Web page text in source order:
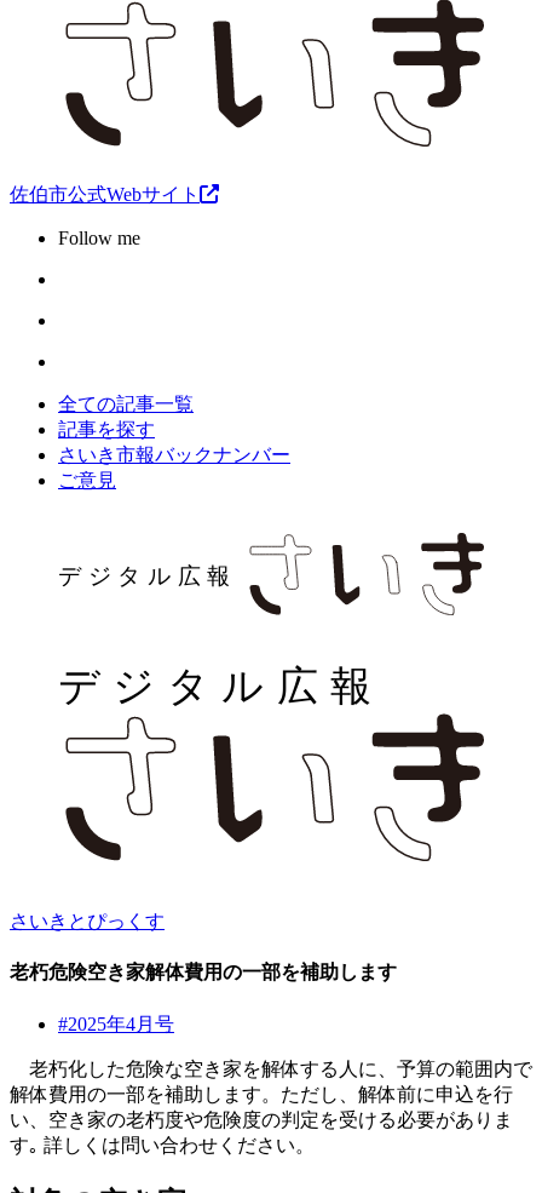
佐伯市公式Webサイト
Follow me
全ての記事一覧
記事を探す
さいき市報バックナンバー
ご意見
さいきとぴっくす
老朽危険空き家解体費用の一部を補助します
#2025年4月号
老朽化した危険な空き家を解体する人に、予算の範囲内で
解体費用の一部を補助します。ただし、解体前に申込を行
い、空き家の老朽度や危険度の判定を受ける必要がありま
す｡ 詳しくは問い合わせください。